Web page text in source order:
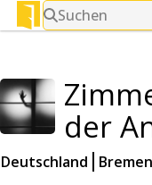
Suchen
der
Deutschland Bremen